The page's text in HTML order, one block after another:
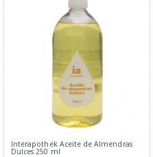
Interapothek Aceite de Almendras
Dulces 250 ml